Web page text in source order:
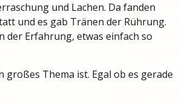
und Lachen. Da fanden
und es gab Tränen der Rührung.
der Erfahrung, etwas einfach so
großes Thema ist. Egal ob es gerade